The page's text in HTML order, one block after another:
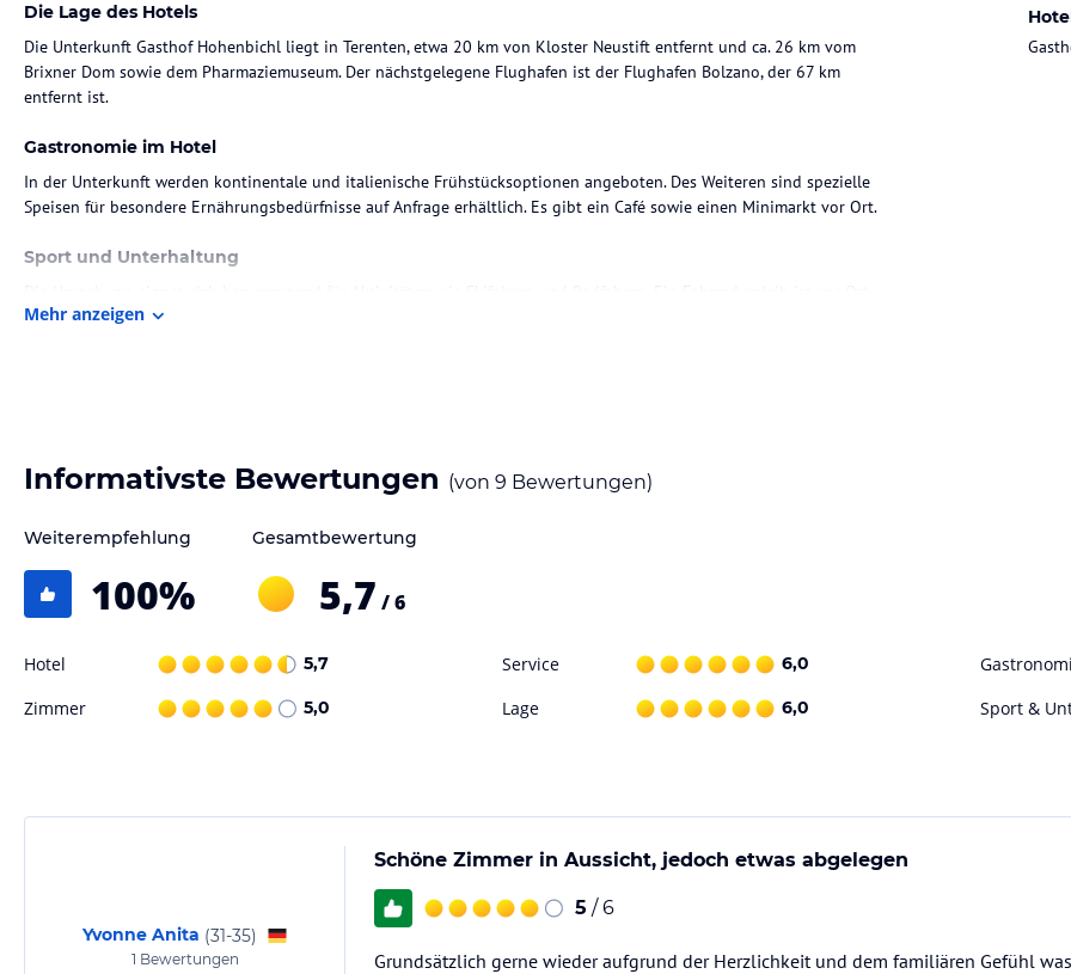
Die Lage des Hotels
Die Unterkunft Gasthof Hohenbichl liegt in Terenten, etwa 20 km von Kloster Neustift entfernt und ca. 26 km vom
Brixner Dom sowie dem Pharmaziemuseum. Der nächstgelegene Flughafen ist der Flughafen Bolzano, der 67 km
entfernt ist.
Gastronomie im Hotel
In der Unterkunft werden kontinentale und italienische Frühstücksoptionen angeboten. Des Weiteren sind spezielle
Speisen für besondere Ernährungsbedürfnisse auf Anfrage erhältlich. Es gibt ein Café sowie einen Minimarkt vor Ort.
Sport und Unterhaltung
verfügbar. Außerdem können verschiedene Freizeitangebote wie Tischtennis und Wandern in der Umgebung genutzt
Mehr anzeigen
Informativste Bewertungen (von 9 Bewertungen)
Weiterempfehlung
100%
Gesamtbewertung
5,7 / 6
Hotel 5,7 Service 6,0
Zimmer 5,0 Lage 6,0 Sport &
Yvonne Anita (31-35)
1 Bewertungen
Schöne Zimmer in Aussicht, jedoch etwas abgelegen
5 / 6
Grundsätzlich gerne wieder aufgrund der Herzlichkeit und dem familiären Gefühl